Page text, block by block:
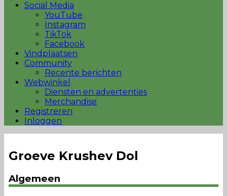
Social Media
YouTube
Instagram
TikTok
Facebook
Vindplaatsen
Community
Recente berichten
Webwinkel
Diensten en advertenties
Merchandise
Registreren
Inloggen
Groeve Krushev Dol
Algemeen